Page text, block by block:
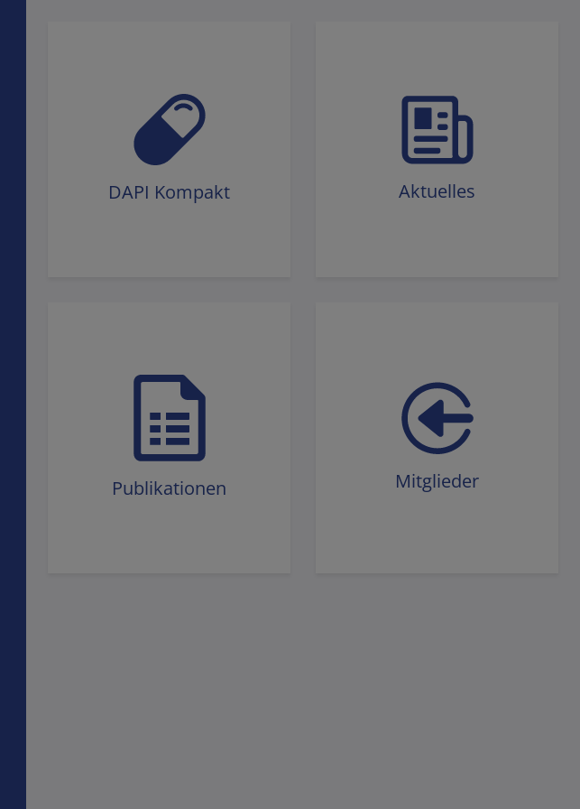
DAPI Kompakt Aktuelles
Publikationen Mitglieder